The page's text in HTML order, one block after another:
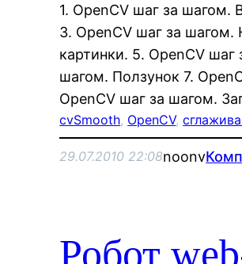
1. OpenCV шаг за шагом.
3. OpenCV шаг за шагом.
картинки. 5. OpenCV
шагом. Ползунок 7.
OpenCV шаг за шагом.
cvSmooth, OpenCV,
29.07.2010 22:08noonv
Робот